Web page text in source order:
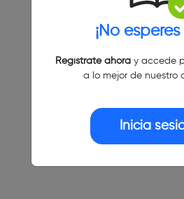
¡No
Regístrate ahoray accede
a lo mejor de nuestro
Inicia